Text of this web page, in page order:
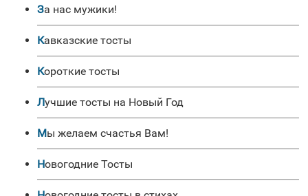
За нас мужики!
Кавказские тосты
Короткие тосты
Лучшие тосты на Новый Год
Мы желаем счастья Вам!
Новогодние Тосты